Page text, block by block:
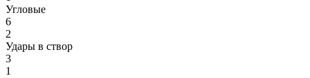
Угловые
6
2
Удары в створ
3
1